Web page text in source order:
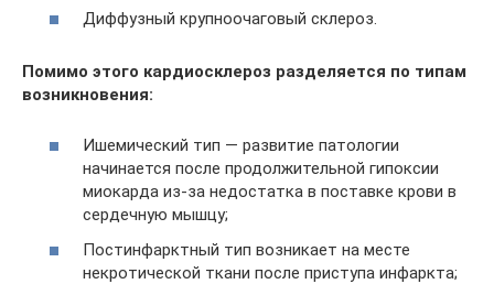
Диффузный крупноочаговый склероз.
Помимо этого кардиосклероз разделяется по типам
возникновения:
Ишемический тип — развитие патологии
начинается после продолжительной гипоксии
миокарда из-за недостатка в поставке крови в
сердечную мышцу;
Постинфарктный тип возникает на месте
некротической ткани после приступа инфаркта;